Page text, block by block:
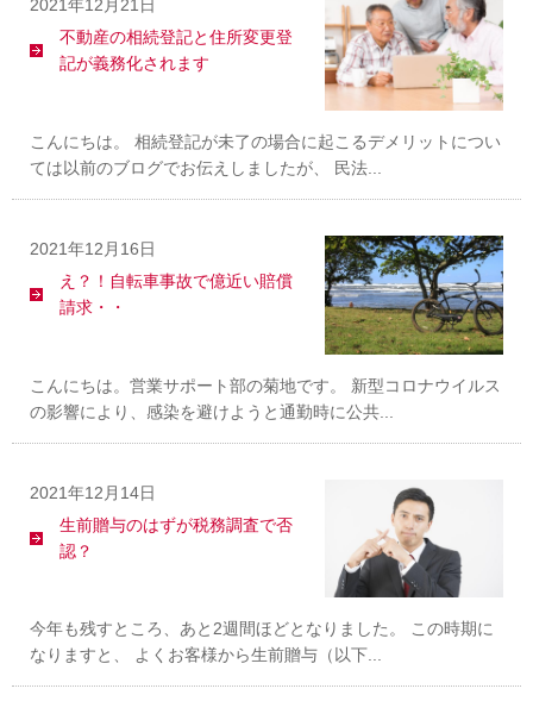
2021年12月21日
不動産の相続登記と住所変更登
記が義務化されます
こんにちは。 相続登記が未了の場合に起こるデメリットについ
ては以前のブログでお伝えしましたが、 民法...
2021年12月16日
え？！自転車事故で億近い賠償
請求・・
こんにちは。営業サポート部の菊地です。 新型コロナウイルス
の影響により、感染を避けようと通勤時に公共...
2021年12月14日
生前贈与のはずが税務調査で否
認？
今年も残すところ、あと2週間ほどとなりました。 この時期に
なりますと、 よくお客様から生前贈与（以下...